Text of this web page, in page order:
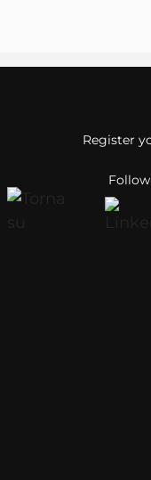
Register